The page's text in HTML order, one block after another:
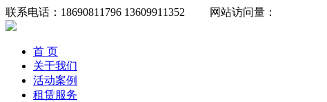
联系电话：18690811796 13609911352 网站访问量：
首 页
关于我们
活动案例
租赁服务